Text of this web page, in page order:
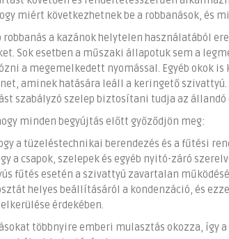
miért következhetnek be a robbanások, és
robbanás a kazánok helytelen használatából
Sok esetben a műszaki állapotuk sem a
a megemelkedett nyomással. Egyéb okok
aminek hatására leáll a keringető
szabályzó szelep biztosítani tudja az
minden begyújtás előtt győződjön meg:
a tüzeléstechnikai berendezés és a fűtési
a csapok, szelepek és egyéb nyitó-záró
fűtés esetén a szivattyú zavartalan
helyes beállításáról a kondenzáció, és
érdekében.
többnyire emberi mulasztás okozza,